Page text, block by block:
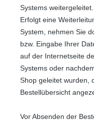
Systems weitergeleitet.
Erfolgt eine
System, nehmen Sie
bzw. Eingabe Ihrer
auf der Internetseite
Systems oder
Shop geleitet wurden,
Bestellübersicht
Vor Absenden der